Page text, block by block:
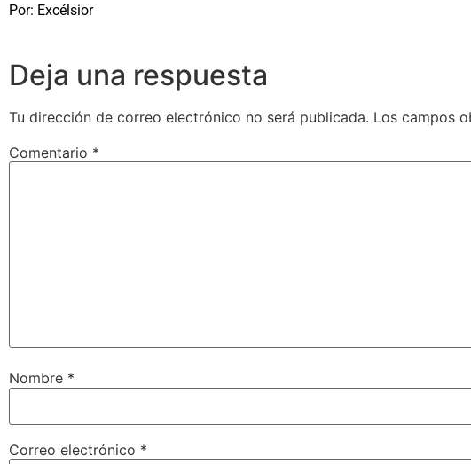
Por: Excélsior
Deja una respuesta
Tu dirección de correo electrónico no será publicada. Los campos
Comentario *
Nombre *
Correo electrónico *